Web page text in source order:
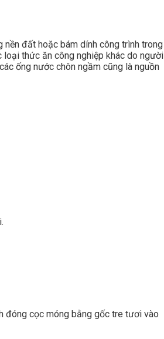
đất hoặc bám dính công trình trong
thức ăn công nghiệp khác do người
ống nước chôn ngầm cũng là nguồn
đóng cọc móng bằng gốc tre tươi vào